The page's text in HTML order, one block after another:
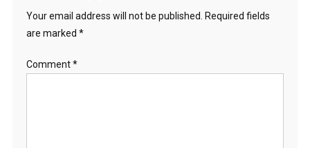
Your email address will not be published.
Required fields
are marked *
Comment*